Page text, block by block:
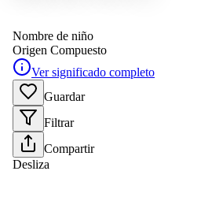
Nombre de niño
Origen Compuesto
Ver significado completo
Guardar
Filtrar
Compartir
Desliza